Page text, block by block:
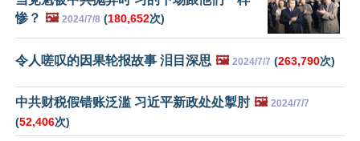
惨？ 🖼️ 2024/7/8 (180,652次)
令人嗟叹的因果轮报故事 泪目深思 🖼️ 2024/7/7 (263,790次)
中共财税假错账泛滥 习近平新政处处掣肘 🖼️ 2024/7/7
(52,406次)